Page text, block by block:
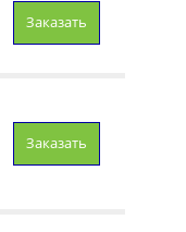
Заказать
Заказать